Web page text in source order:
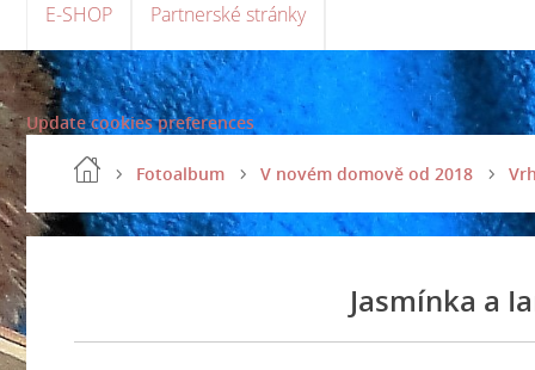
E-SHOP Partnerské stránky
Update cookies preferences
Fotoalbum V novém domově od 2018
Jasmínka a